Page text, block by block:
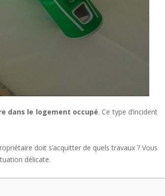
dans le logement occupé. Ce type d’incident
doit s’acquitter de quels travaux ? Vous
délicate.